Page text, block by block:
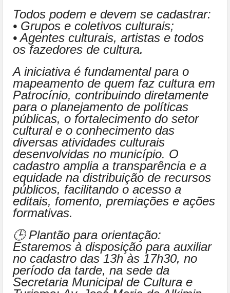
Todos podem e devem se cadastrar:
• Grupos e coletivos culturais;
• Agentes culturais, artistas e todos
os fazedores de cultura.
A iniciativa é fundamental para o
mapeamento de quem faz cultura em
Patrocínio, contribuindo diretamente
para o planejamento de políticas
públicas, o fortalecimento do setor
cultural e o conhecimento das
diversas atividades culturais
desenvolvidas no município. O
cadastro amplia a transparência e a
equidade na distribuição de recursos
públicos, facilitando o acesso a
editais, fomento, premiações e ações
formativas.
🕒 Plantão para orientação:
Estaremos à disposição para auxiliar
no cadastro das 13h às 17h30, no
período da tarde, na sede da
Secretaria Municipal de Cultura e